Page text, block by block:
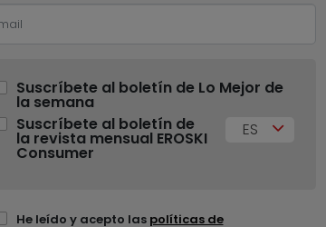
Suscríbete al boletín de Lo Mejor de
la semana
Suscríbete al boletín de
la revista mensual EROSKI
Consumer
ES
He leído y acepto las políticas de